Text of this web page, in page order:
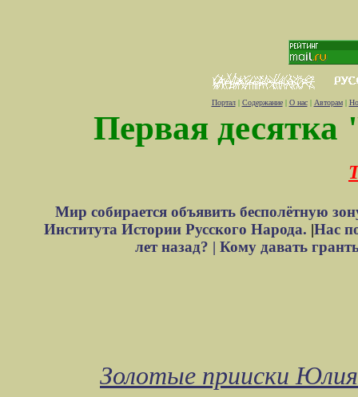
Портал| Содержание| О нас| Авторам|
Первая десятка
Мир собирается объявить бесполётную
Института Истории Русского Народа. |Нас
лет назад? | Кому давать
Золотые прииски